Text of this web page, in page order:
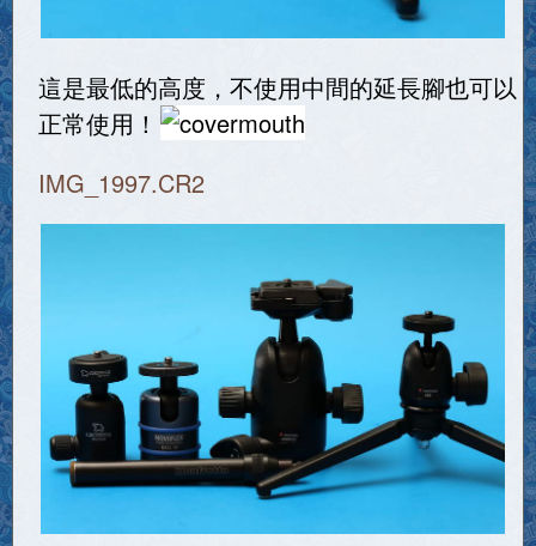
這是最低的高度，不使用中間的延長腳也可以
正常使用！
IMG_1997.CR2